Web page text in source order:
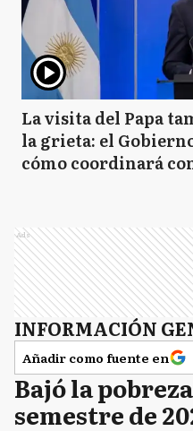
La visita del Papa
la grieta: el
cómo coordinará
Ads
INFORMACIÓN
Añadir como fuente en
Bajó la
semestre de